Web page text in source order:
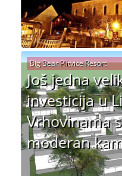
Još jedna
investicija u
Vrhovinama
moderan
Big Bear Plitvice Resort